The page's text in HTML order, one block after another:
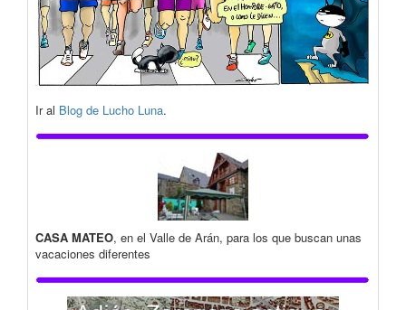
Ir al Blog de Lucho Luna.
CASA MATEO, en el Valle de Arán, para los que buscan unas
vacaciones diferentes